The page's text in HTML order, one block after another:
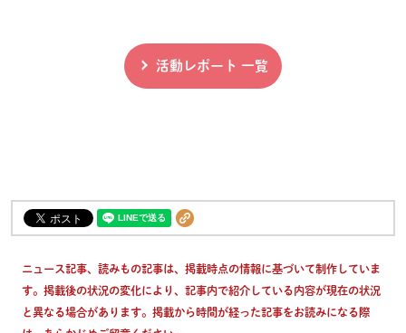
活動レポート 一覧
ニュース記事、読みもの記事は、掲載時点の情報に基づいて制作していま
す。掲載後の状況の変化により、記事内で紹介している内容が現在の状況
と異なる場合があります。掲載から時間が経った記事をお読みになる際